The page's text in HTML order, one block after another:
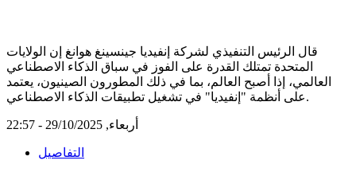
قال الرئيس التنفيذي لشركة إنفيديا جينسينغ هوانغ إن الولايات
المتحدة تمتلك القدرة على الفوز في سباق الذكاء الاصطناعي
العالمي، إذا أصبح العالم، بما في ذلك المطورون الصينيون، يعتمد
على أنظمة "إنفيديا" في تشغيل تطبيقات الذكاء الاصطناعي.
أربعاء, 29/10/2025 - 22:57
التفاصيل